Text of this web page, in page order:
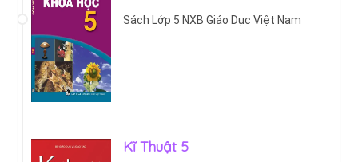
Sách Lớp 5 NXB Giáo Dục Việt Nam
Kĩ Thuật 5